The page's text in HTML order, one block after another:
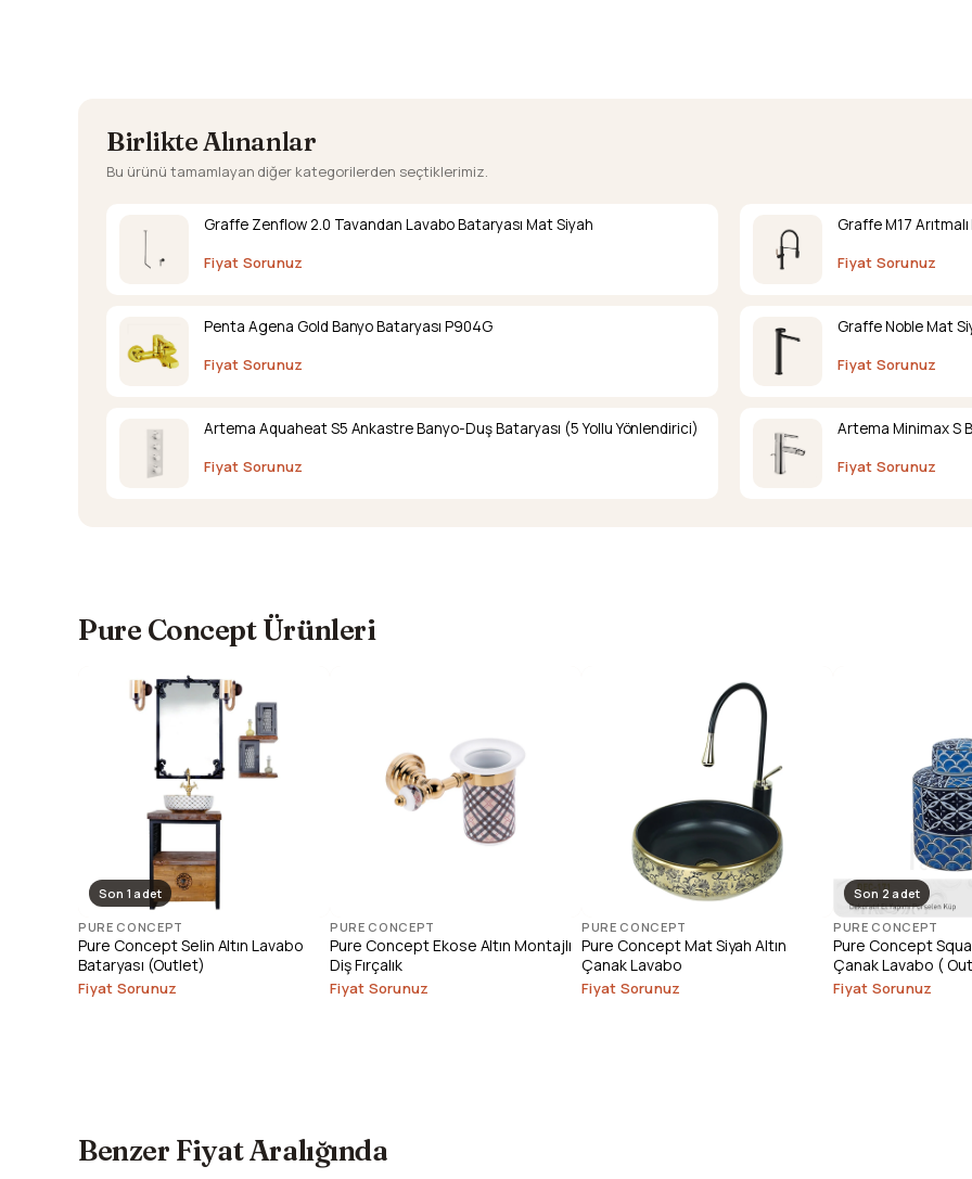
Birlikte Alınanlar
Bu ürünü tamamlayan diğer kategorilerden seçtiklerimiz.
Graffe Zenflow 2.0 Tavandan Lavabo Bataryası Mat Siyah
Fiyat Sorunuz
Graffe M17
Fiyat Sorunuz
Penta Agena Gold Banyo Bataryası P904G
Fiyat Sorunuz
Graffe Noble Mat
Fiyat Sorunuz
Artema Aquaheat S5 Ankastre Banyo-Duş Bataryası (5 Yollu Yönlendirici)
Fiyat Sorunuz
Artema Minimax S
Fiyat Sorunuz
Pure Concept Ürünleri
Son 1 adet
PURE CONCEPT
Pure Concept Selin Altın Lavabo
Bataryası (Outlet)
Fiyat Sorunuz
PURE CONCEPT
Pure Concept Ekose Altın Montajlı
Diş Fırçalık
Fiyat Sorunuz
PURE CONCEPT
Pure Concept Mat Siyah Altın
Çanak Lavabo
Fiyat Sorunuz
Son 2 adet
PURE CONCEPT
Pure Concept
Çanak Lavabo (
Fiyat Sorunuz
Benzer Fiyat Aralığında